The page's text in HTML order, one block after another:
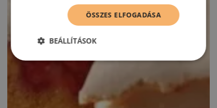
ÖSSZES ELFOGADÁSA
BEÁLLÍTÁSOK